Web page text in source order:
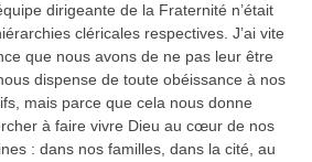
dirigeante de la Fraternité n’était
cléricales respectives. J’ai vite
que nous avons de ne pas leur être
dispense de toute obéissance à nos
mais parce que cela nous donne
à faire vivre Dieu au cœur de nos
: dans nos familles, dans la cité, au